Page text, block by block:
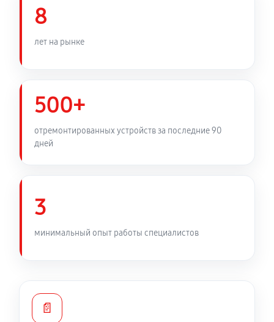
Замена ТЭН холодильника LG GA-B499YECZ
450 руб
Замена электросхемы холодильника LG GA-
B499YECZ
8
лет на рынке
500+
отремонтированных устройств за последние 90
дней
3
минимальный опыт работы специалистов
📄